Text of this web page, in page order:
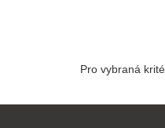
Pro vybraná